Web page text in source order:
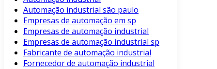
Automação industrial são paulo
Empresas de automação em sp
Empresas de automação industrial
Empresas de automação industrial sp
Fabricante de automação industrial
Fornecedor de automação industrial